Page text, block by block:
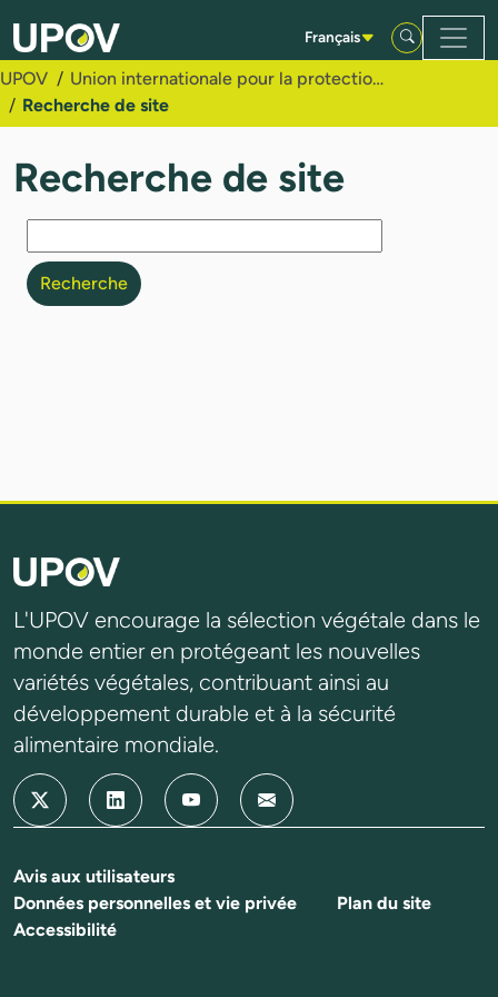
Saut au contenu principal
Français
UPOV
Union internationale pour la protection des obtentions végétales
Recherche de site
Recherche de site
L'UPOV encourage la sélection végétale dans le
monde entier en protégeant les nouvelles
variétés végétales, contribuant ainsi au
développement durable et à la sécurité
alimentaire mondiale.
Avis aux utilisateurs
Données personnelles et vie privée
Plan du site
Accessibilité